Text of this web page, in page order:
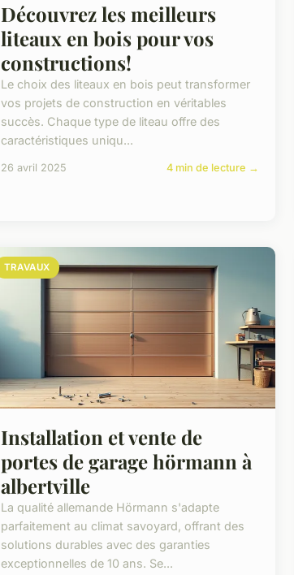
Découvrez les meilleurs
liteaux en bois pour vos
constructions!
Le choix des liteaux en bois peut transformer
vos projets de construction en véritables
succès. Chaque type de liteau offre des
caractéristiques uniqu...
26 avril 2025 4 min de lecture →
TRAVAUX
Installation et vente de
portes de garage hörmann à
albertville
La qualité allemande Hörmann s'adapte
parfaitement au climat savoyard, offrant des
solutions durables avec des garanties
exceptionnelles de 10 ans. Se...